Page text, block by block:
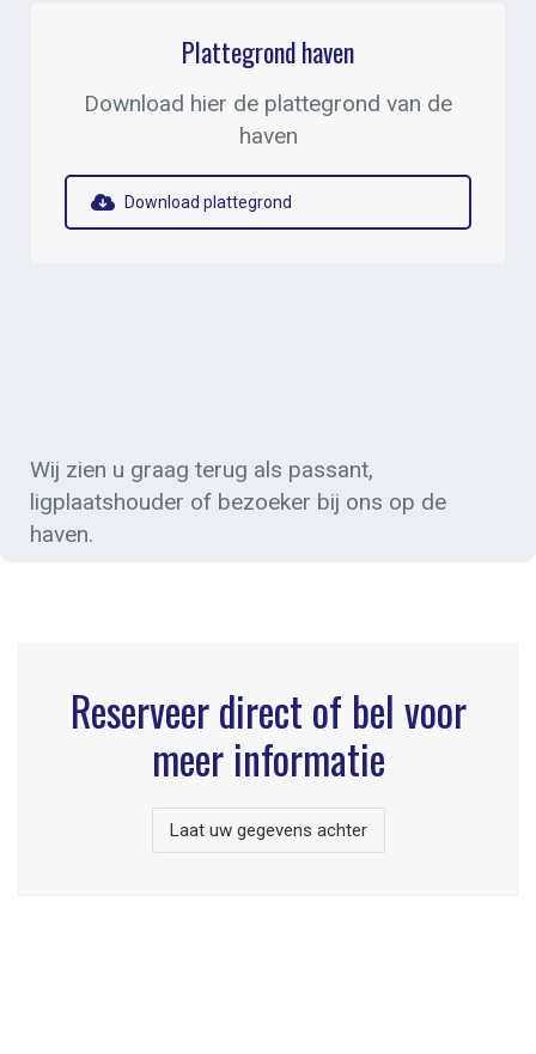
Plattegrond haven
Download hier de plattegrond van de
haven
Download plattegrond
Wij zien u graag terug als passant,
ligplaatshouder of bezoeker bij ons op de
haven.
Reserveer direct of bel voor
meer informatie
Laat uw gegevens achter